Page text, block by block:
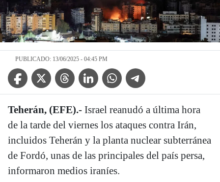
PUBLICADO: 13/06/2025 - 04:45 PM
Facebook IconTwitter IconThreads IconLinkedin IconWhatsApp IconTelegram Icon
Teherán, (EFE).- Israel reanudó a última hora
de la tarde del viernes los ataques contra Irán,
incluidos Teherán y la planta nuclear subterránea
de Fordó, unas de las principales del país persa,
informaron medios iraníes.